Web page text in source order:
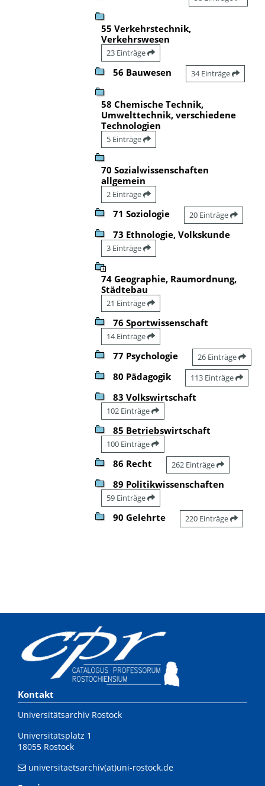
55 Verkehrstechnik,
Verkehrswesen
23 Einträge
56 Bauwesen 34 Einträge
58 Chemische Technik,
Umwelttechnik, verschiedene
Technologien
5 Einträge
70 Sozialwissenschaften
allgemein
2 Einträge
71 Soziologie 20 Einträge
73 Ethnologie, Volkskunde
3 Einträge
74 Geographie, Raumordnung,
Städtebau
21 Einträge
76 Sportwissenschaft
14 Einträge
77 Psychologie 26 Einträge
80 Pädagogik 113 Einträge
83 Volkswirtschaft
102 Einträge
85 Betriebswirtschaft
100 Einträge
86 Recht 262 Einträge
89 Politikwissenschaften
59 Einträge
90 Gelehrte 220 Einträge
Kontakt
Universitätsarchiv Rostock
Universitätsplatz 1
18055 Rostock
universitaetsarchiv(at)uni-rostock.de